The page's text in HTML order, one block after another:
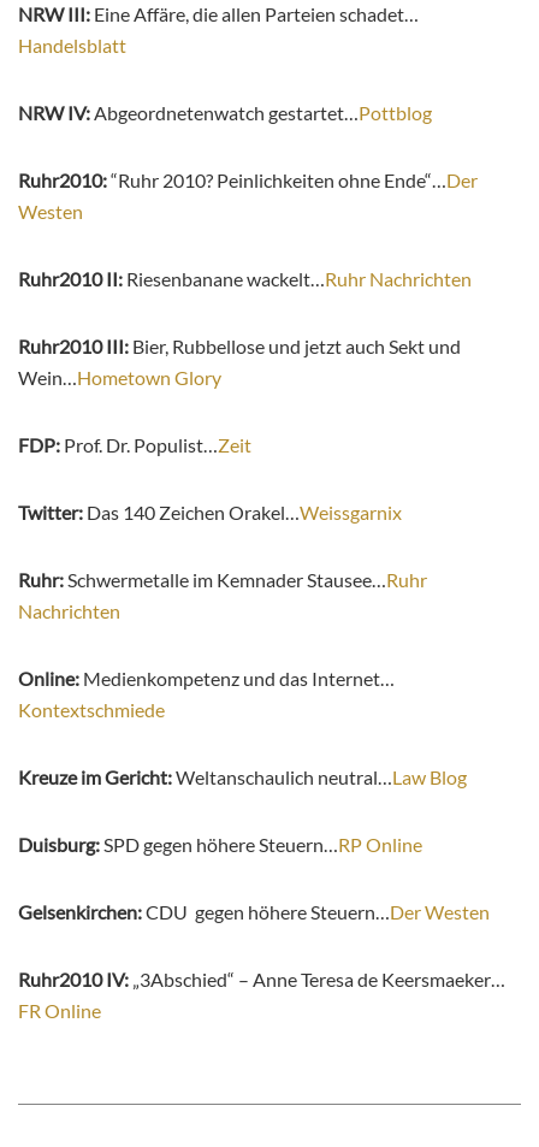
NRW III: Eine Affäre, die allen Parteien schadet…
Handelsblatt
NRW IV: Abgeordnetenwatch gestartet… Pottblog
Ruhr2010:“Ruhr 2010? Peinlichkeiten ohne Ende“… Der
Westen
Ruhr2010 II: Riesenbanane wackelt… Ruhr Nachrichten
Ruhr2010 III: Bier, Rubbellose und jetzt auch Sekt und
Wein… Hometown Glory
FDP: Prof. Dr. Populist… Zeit
Twitter: Das 140 Zeichen Orakel… Weissgarnix
Ruhr: Schwermetalle im Kemnader Stausee… Ruhr
Nachrichten
Online: Medienkompetenz und das Internet…
Kontextschmiede
Kreuze im Gericht:Weltanschaulich neutral… Law Blog
Duisburg: SPD gegen höhere Steuern… RP Online
Gelsenkirchen:CDU gegen höhere Steuern… Der Westen
Ruhr2010 IV: „3Abschied“ – Anne Teresa de Keersmaeker…
FR Online